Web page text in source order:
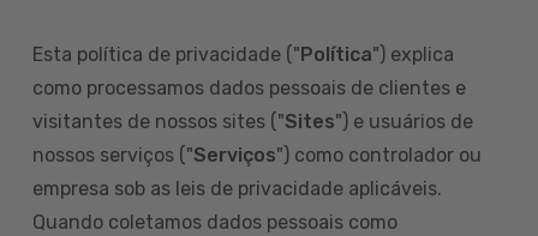
Esta política de privacidade ("Política") explica
como processamos dados pessoais de clientes e
visitantes de nossos sites ("Sites") e usuários de
nossos serviços ("Serviços") como controlador ou
empresa sob as leis de privacidade aplicáveis.
Quando coletamos dados pessoais como